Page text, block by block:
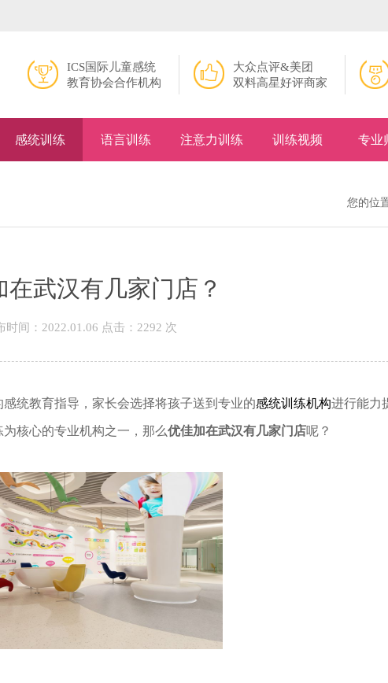
大众点评&美团
双料高星好评商家
ICS国际儿童感统
教育协会合作机构
感统训练 语言训练 注意力训练 训练视频 专业
您的位
在武汉有几家门店？
时间：2022.01.06 点击：2292 次
统教育指导，家长会选择将孩子送到专业的感统训练机构进行能力
核心的专业机构之一，那么优佳加在武汉有几家门店呢？